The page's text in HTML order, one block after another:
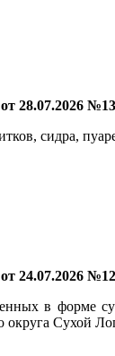
28.07.2026
сидра,
24.07.2026
в
Сухой